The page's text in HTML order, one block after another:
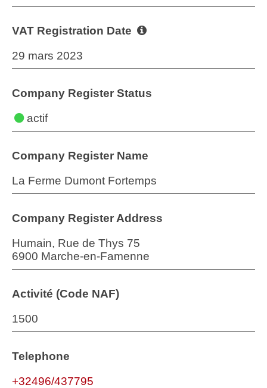
VAT Registration Date
29 mars 2023
Company Register Status
actif
Company Register Name
La Ferme Dumont Fortemps
Company Register Address
Humain, Rue de Thys 75
6900 Marche-en-Famenne
Activité (Code NAF)
1500
Telephone
+32496/437795